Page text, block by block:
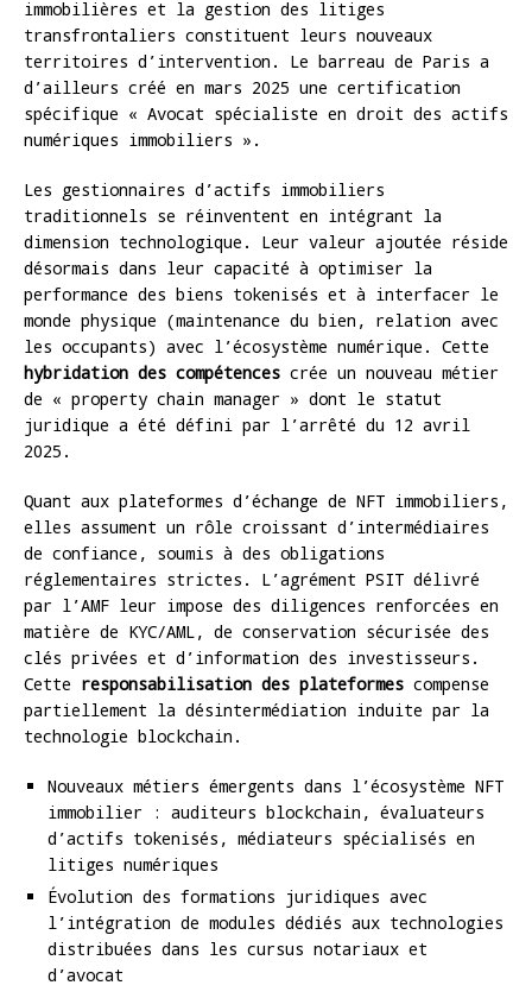
immobilières et la gestion des litiges
transfrontaliers constituent leurs nouveaux
territoires d’intervention. Le barreau de Paris a
d’ailleurs créé en mars 2025 une certification
spécifique « Avocat spécialiste en droit des actifs
numériques immobiliers ».
Les gestionnaires d’actifs immobiliers
traditionnels se réinventent en intégrant la
dimension technologique. Leur valeur ajoutée réside
désormais dans leur capacité à optimiser la
performance des biens tokenisés et à interfacer le
monde physique (maintenance du bien, relation avec
les occupants) avec l’écosystème numérique. Cette
hybridation des compétences crée un nouveau métier
de « property chain manager » dont le statut
juridique a été défini par l’arrêté du 12 avril
2025.
Quant aux plateformes d’échange de NFT immobiliers,
elles assument un rôle croissant d’intermédiaires
de confiance, soumis à des obligations
réglementaires strictes. L’agrément PSIT délivré
par l’AMF leur impose des diligences renforcées en
matière de KYC/AML, de conservation sécurisée des
clés privées et d’information des investisseurs.
Cette responsabilisation des plateformes compense
partiellement la désintermédiation induite par la
technologie blockchain.
Nouveaux métiers émergents dans l’écosystème NFT
immobilier : auditeurs blockchain, évaluateurs
d’actifs tokenisés, médiateurs spécialisés en
litiges numériques
Évolution des formations juridiques avec
l’intégration de modules dédiés aux technologies
distribuées dans les cursus notariaux et
d’avocat